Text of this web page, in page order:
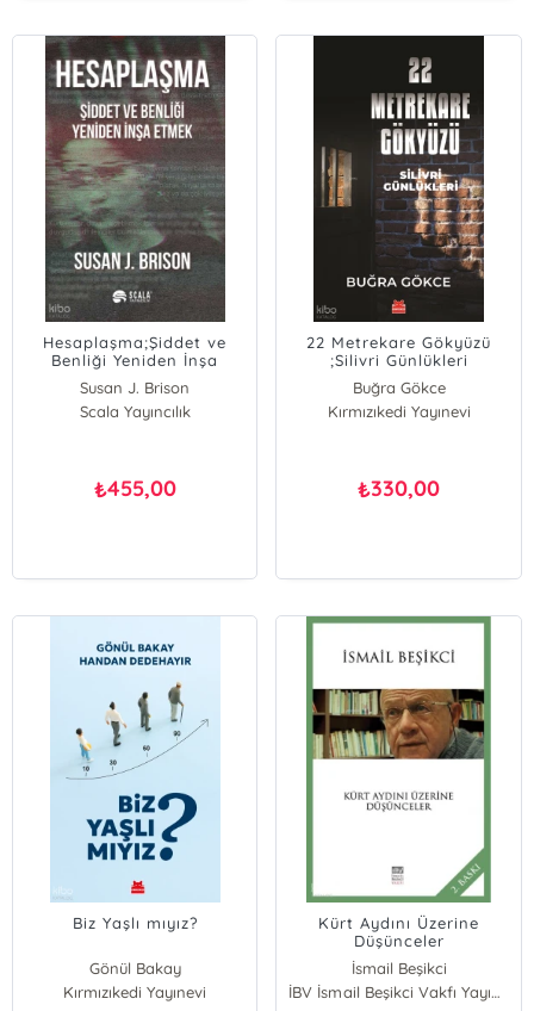
Hesaplaşma;Şiddet ve
Benliği Yeniden İnşa
Susan J. Brison
Scala Yayıncılık
₺455,00
22 Metrekare Gökyüzü
;Silivri Günlükleri
Buğra Gökce
Kırmızıkedi Yayınevi
₺330,00
Biz Yaşlı mıyız?
Gönül Bakay
Handan Dedehayır
Kırmızıkedi Yayınevi
Kürt Aydını Üzerine
Düşünceler
İsmail Beşikci
İBV İsmail Beşikci Vakfı Yayınları